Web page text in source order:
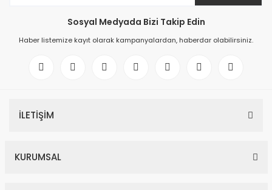
Sosyal Medyada Bizi Takip Edin
Haber listemize kayıt olarak kampanyalardan, haberdar olabilirsiniz.
İLETİŞİM
KURUMSAL